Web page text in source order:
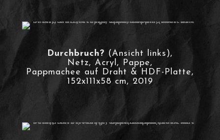
Durchbruch? (Ansicht links),
Netz, Acryl, Pappe,
Pappmachee auf Draht & HDF-Platte,
152x111x58 cm, 2019